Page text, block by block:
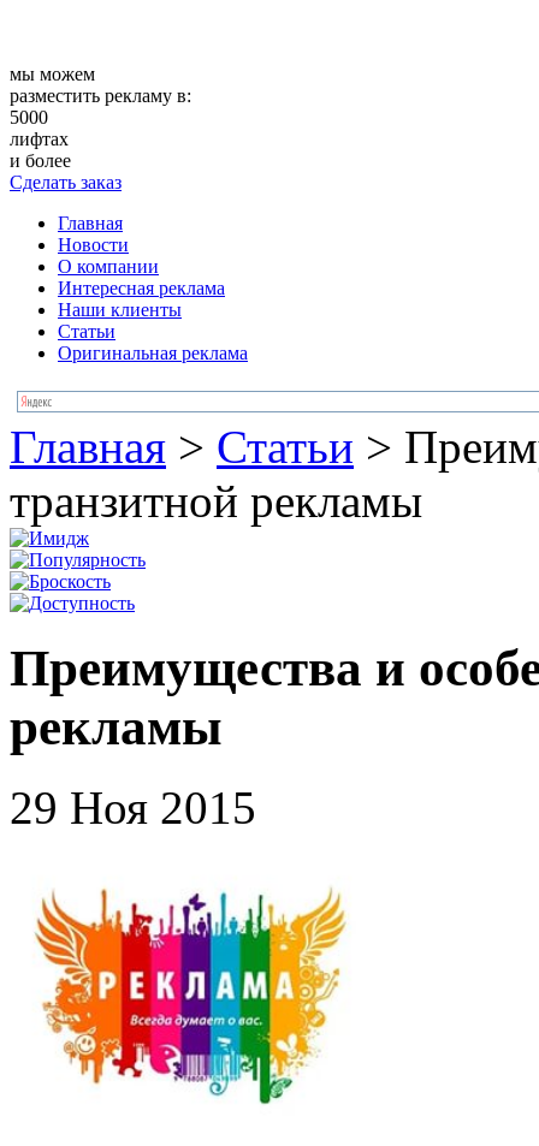
мы можем
разместить рекламу в:
5000
лифтах
и более
Сделать заказ
Главная
Новости
О компании
Интересная реклама
Наши клиенты
Статьи
Оригинальная реклама
Главная > Статьи >
транзитной рекламы
Преимущества и
рекламы
29 Ноя 2015